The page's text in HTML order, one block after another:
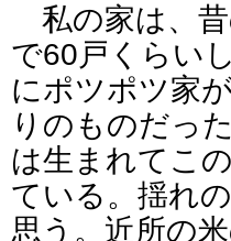
私の家は、昔
で60戸くらい
にポツポツ家
りのものだっ
は生まれてこ
ている。揺れ
思う。近所の